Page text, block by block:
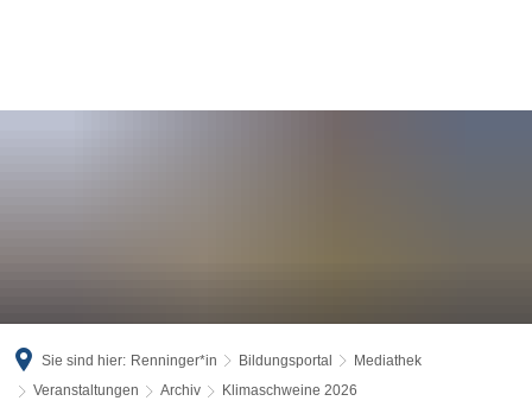
Sie sind hier: Renninger*in Bildungsportal
Mediathek
Veranstaltungen
Archiv Klimaschweine 2026